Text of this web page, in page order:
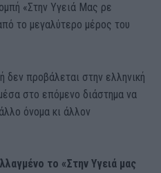
«Στην Υγειά Μας ρε
το μεγαλύτερο μέρος του
δεν προβάλεται στην ελληνική
στο επόμενο διάστημα να
όνομα κι άλλον
το «Στην Υγειά μας